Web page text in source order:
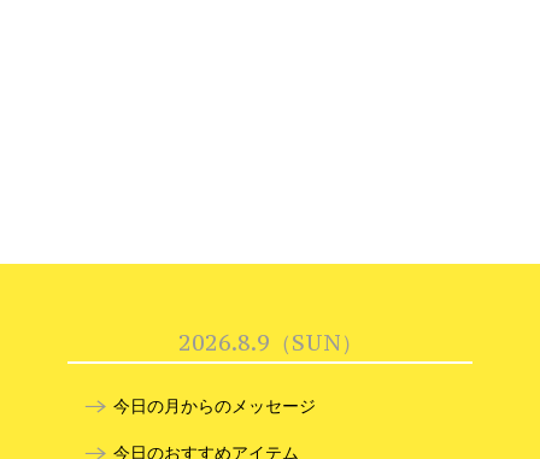
2026.8.9（SUN）
今日の月からのメッセージ
今日のおすすめアイテム